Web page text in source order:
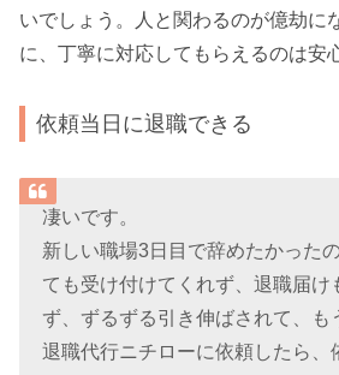
いでしょう。人と関わるのが億劫に
に、丁寧に対応してもらえるのは安
依頼当日に退職できる
凄いです。
新しい職場3日目で辞めたかった
ても受け付けてくれず、退職届け
ず、ずるずる引き伸ばされて、も
退職代行ニチローに依頼したら、